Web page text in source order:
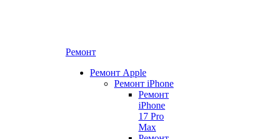
Ремонт
Ремонт Apple
Ремонт iPhone
Ремонт
iPhone
17 Pro
Max